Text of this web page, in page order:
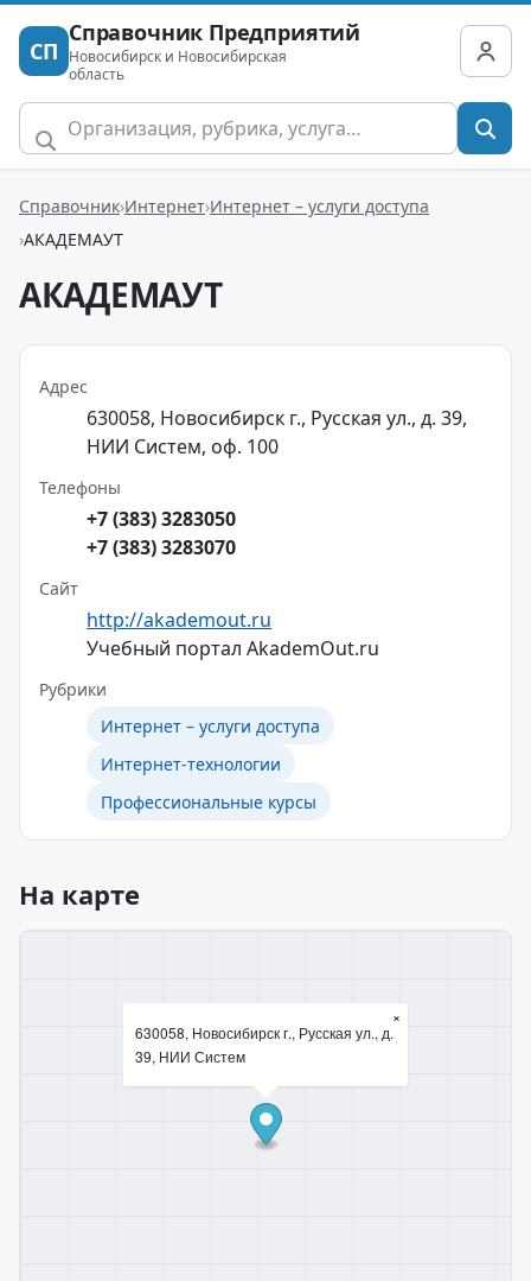
СП
Справочник Предприятий
Новосибирск и Новосибирская
область
Справочник Интернет Интернет – услуги доступа
АКАДЕМАУТ
АКАДЕМАУТ
Адрес
630058, Новосибирск г., Русская ул., д. 39,
НИИ Систем, оф. 100
Телефоны
+7 (383) 3283050
+7 (383) 3283070
Сайт
http://akademout.ru
Учебный портал AkademOut.ru
Рубрики
Интернет – услуги доступа
Интернет-технологии
Профессиональные курсы
На карте
630058, Новосибирск г., Русская ул., д.
39, НИИ Систем
×